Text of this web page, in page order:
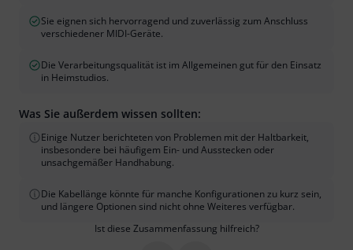
Sie eignen sich hervorragend und zuverlässig zum Anschluss
verschiedener MIDI-Geräte.
Die Verarbeitungsqualität ist im Allgemeinen gut für den Einsatz
in Heimstudios.
Was Sie außerdem wissen sollten:
Einige Nutzer berichteten von Problemen mit der Haltbarkeit,
insbesondere bei häufigem Ein- und Ausstecken oder
unsachgemäßer Handhabung.
Die Kabellänge könnte für manche Konfigurationen zu kurz sein,
und längere Optionen sind nicht ohne Weiteres verfügbar.
Ist diese Zusammenfassung hilfreich?